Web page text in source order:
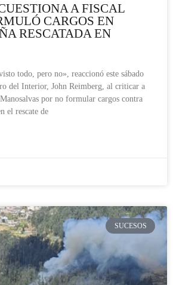
A FISCAL
CARGOS EN
RESCATADA EN
todo, pero no», reaccionó este sábado
del Interior, John Reimberg, al criticar a
por no formular cargos contra
el rescate de
SUCESOS